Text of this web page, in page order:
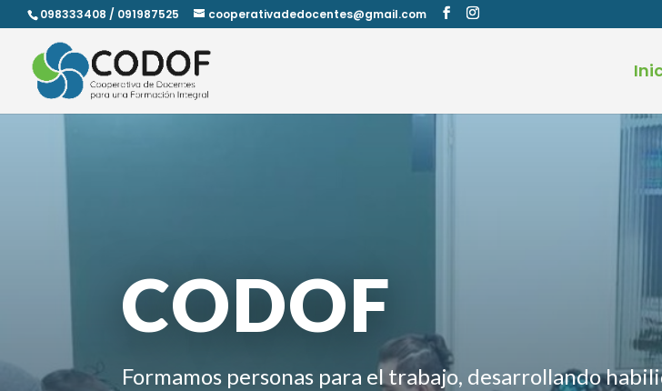
098333408 / 091987525 cooperativadedocentes@gmail.com
CODOF
Formamos personas para el trabajo, desarrollando